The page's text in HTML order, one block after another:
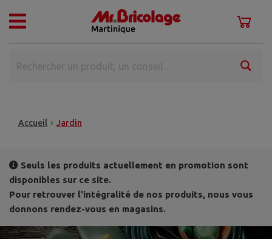
Accueil Jardin
Seuls les produits actuellement en promotion sont
disponibles sur ce site.
Pour retrouver l'intégralité de nos produits, nous vous
donnons rendez-vous en magasins.